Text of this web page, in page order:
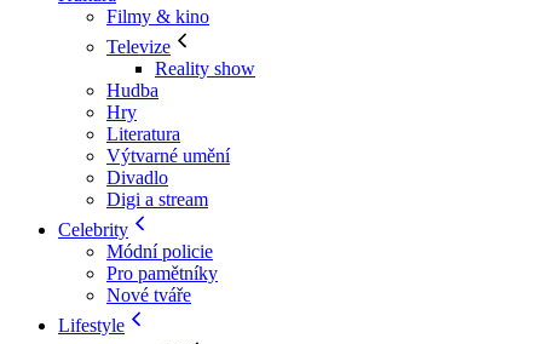
Filmy & kino
Televize
Reality show
Hudba
Hry
Literatura
Výtvarné umění
Divadlo
Digi a stream
Celebrity
Módní policie
Pro pamětníky
Nové tváře
Lifestyle